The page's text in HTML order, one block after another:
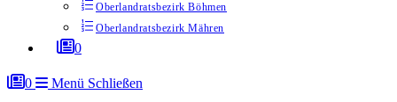
Oberlandratsbezirk Böhmen
Oberlandratsbezirk Mähren
0
0 Menü Schließen